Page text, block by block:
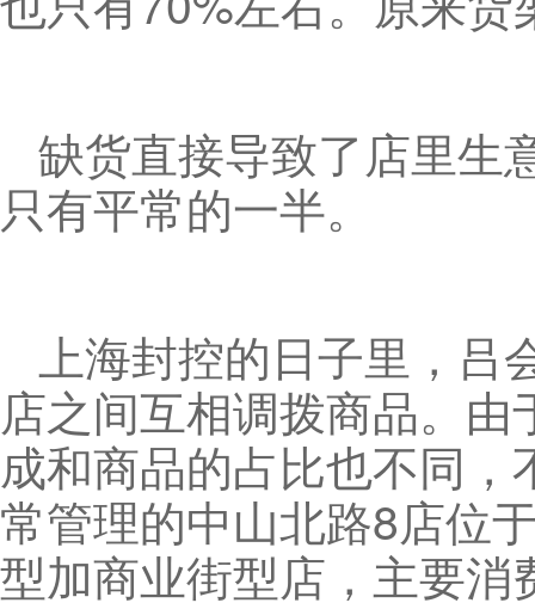
缺货直接导致了店里生
只有平常的一半。
上海封控的日子里，
店之间互相调拨商品。
成和商品的占比也不同
常管理的中山北路8店位
型加商业街型店，主要